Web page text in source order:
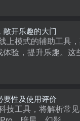
制大屏上直接开启任
敞开乐趣的大门
上模式的辅助工具
验，提升乐趣。这
跳过任务、修改元
要性及使用评价
技工具，将解析常